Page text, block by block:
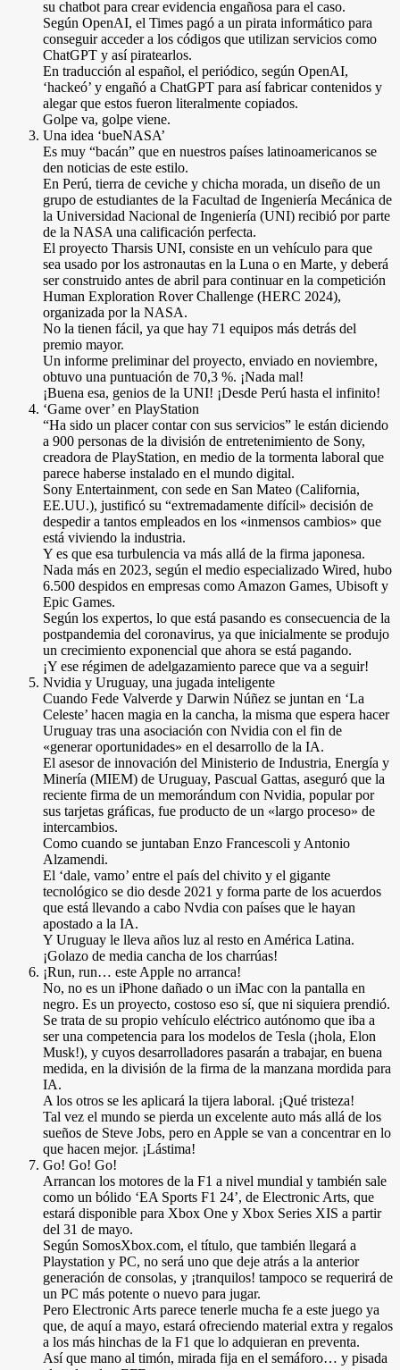
su chatbot para crear evidencia engañosa para el caso.
Según OpenAI, el Times pagó a un pirata informático para
conseguir acceder a los códigos que utilizan servicios como
ChatGPT y así piratearlos.
En traducción al español, el periódico, según OpenAI,
‘hackeó’ y engañó a ChatGPT para así fabricar contenidos y
alegar que estos fueron literalmente copiados.
Golpe va, golpe viene.
Una idea ‘bueNASA’
Es muy “bacán” que en nuestros países latinoamericanos se
den noticias de este estilo.
En Perú, tierra de ceviche y chicha morada, un diseño de un
grupo de estudiantes de la Facultad de Ingeniería Mecánica de
la Universidad Nacional de Ingeniería (UNI) recibió por parte
de la NASA una calificación perfecta.
El proyecto Tharsis UNI, consiste en un vehículo para que
sea usado por los astronautas en la Luna o en Marte, y deberá
ser construido antes de abril para continuar en la competición
Human Exploration Rover Challenge (HERC 2024),
organizada por la NASA.
No la tienen fácil, ya que hay 71 equipos más detrás del
premio mayor.
Un informe preliminar del proyecto, enviado en noviembre,
obtuvo una puntuación de 70,3 %. ¡Nada mal!
¡Buena esa, genios de la UNI! ¡Desde Perú hasta el infinito!
‘Game over’ en PlayStation
“Ha sido un placer contar con sus servicios” le están diciendo
a 900 personas de la división de entretenimiento de Sony,
creadora de PlayStation, en medio de la tormenta laboral que
parece haberse instalado en el mundo digital.
Sony Entertainment, con sede en San Mateo (California,
EE.UU.), justificó su “extremadamente difícil» decisión de
despedir a tantos empleados en los «inmensos cambios» que
está viviendo la industria.
Y es que esa turbulencia va más allá de la firma japonesa.
Nada más en 2023, según el medio especializado Wired, hubo
6.500 despidos en empresas como Amazon Games, Ubisoft y
Epic Games.
Según los expertos, lo que está pasando es consecuencia de la
postpandemia del coronavirus, ya que inicialmente se produjo
un crecimiento exponencial que ahora se está pagando.
¡Y ese régimen de adelgazamiento parece que va a seguir!
Nvidia y Uruguay, una jugada inteligente
Cuando Fede Valverde y Darwin Núñez se juntan en ‘La
Celeste’ hacen magia en la cancha, la misma que espera hacer
Uruguay tras una asociación con Nvidia con el fin de
«generar oportunidades» en el desarrollo de la IA.
El asesor de innovación del Ministerio de Industria, Energía y
Minería (MIEM) de Uruguay, Pascual Gattas, aseguró que la
reciente firma de un memorándum con Nvidia, popular por
sus tarjetas gráficas, fue producto de un «largo proceso» de
intercambios.
Como cuando se juntaban Enzo Francescoli y Antonio
Alzamendi.
El ‘dale, vamo’ entre el país del chivito y el gigante
tecnológico se dio desde 2021 y forma parte de los acuerdos
que está llevando a cabo Nvdia con países que le hayan
apostado a la IA.
Y Uruguay le lleva años luz al resto en América Latina.
¡Golazo de media cancha de los charrúas!
¡Run, run… este Apple no arranca!
No, no es un iPhone dañado o un iMac con la pantalla en
negro. Es un proyecto, costoso eso sí, que ni siquiera prendió.
Se trata de su propio vehículo eléctrico autónomo que iba a
ser una competencia para los modelos de Tesla (¡hola, Elon
Musk!), y cuyos desarrolladores pasarán a trabajar, en buena
medida, en la división de la firma de la manzana mordida para
IA.
A los otros se les aplicará la tijera laboral. ¡Qué tristeza!
Tal vez el mundo se pierda un excelente auto más allá de los
sueños de Steve Jobs, pero en Apple se van a concentrar en lo
que hacen mejor. ¡Lástima!
Go! Go! Go!
Arrancan los motores de la F1 a nivel mundial y también sale
como un bólido ‘EA Sports F1 24’, de Electronic Arts, que
estará disponible para Xbox One y Xbox Series XIS a partir
del 31 de mayo.
Según SomosXbox.com, el título, que también llegará a
Playstation y PC, no será uno que deje atrás a la anterior
generación de consolas, y ¡tranquilos! tampoco se requerirá de
un PC más potente o nuevo para jugar.
Pero Electronic Arts parece tenerle mucha fe a este juego ya
que, de aquí a mayo, estará ofreciendo material extra y regalos
a los más hinchas de la F1 que lo adquieran en preventa.
Así que mano al timón, mirada fija en el semáforo… y pisada